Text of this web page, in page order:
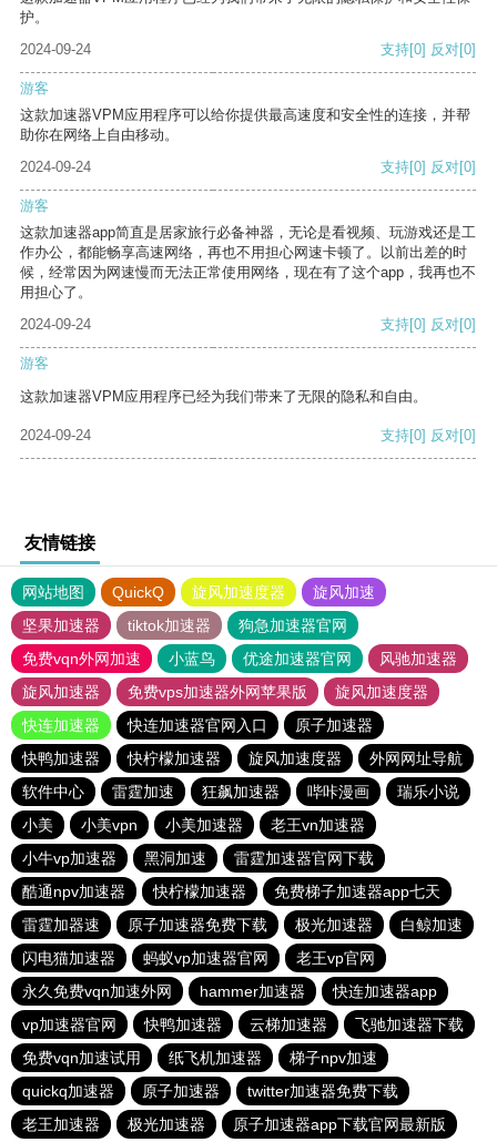
护。
2024-09-24
支持[0] 反对[0]
游客
这款加速器VPM应用程序可以给你提供最高速度和安全性的连接，并帮
助你在网络上自由移动。
2024-09-24
支持[0] 反对[0]
游客
这款加速器app简直是居家旅行必备神器，无论是看视频、玩游戏还是工
作办公，都能畅享高速网络，再也不用担心网速卡顿了。以前出差的时
候，经常因为网速慢而无法正常使用网络，现在有了这个app，我再也不
用担心了。
2024-09-24
支持[0] 反对[0]
游客
这款加速器VPM应用程序已经为我们带来了无限的隐私和自由。
2024-09-24 支持[0] 反对[0]
友情链接
网站地图 QuickQ 旋风加速度器
旋风加速
坚果加速器
tiktok加速器
狗急加速器官网
免费vqn外网加速
小蓝鸟 优途加速器官网
风驰加速器
旋风加速器
免费vps加速器外网苹果版
旋风加速度器
快连加速器
快连加速器官网入口
原子加速器
快鸭加速器
快柠檬加速器 旋风加速度器
外网网址导航
软件中心
雷霆加速 狂飙加速器 哔咔漫画
瑞乐小说
小美
小美vpn 小美加速器
老王vn加速器
小牛vp加速器
黑洞加速
雷霆加速器官网下载
酷通npv加速器
快柠檬加速器
免费梯子加速器app七天
雷霆加器速
原子加速器免费下载 极光加速器
白鲸加速
闪电猫加速器
蚂蚁vp加速器官网
老王vp官网
永久免费vqn加速外网
hammer加速器
快连加速器app
vp加速器官网
快鸭加速器 云梯加速器
飞驰加速器下载
免费vqn加速试用
纸飞机加速器
梯子npv加速
quickq加速器
原子加速器
twitter加速器免费下载
老王加速器
极光加速器 原子加速器app下载官网最新版